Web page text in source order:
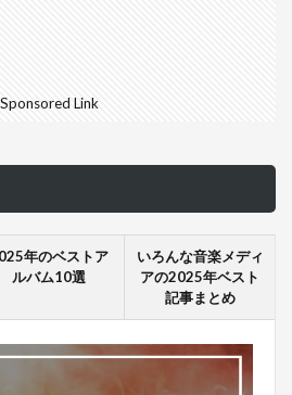
Sponsored Link
年のベストア
ルバム10選
いろんな音楽メディ
アの2025年ベスト
記事まとめ